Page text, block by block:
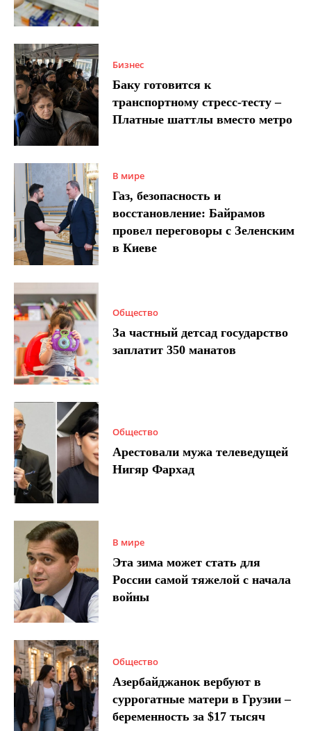
Бизнес
Баку готовится к
транспортному стресс-тесту –
Платные шаттлы вместо метро
В мире
Газ, безопасность и
восстановление: Байрамов
провел переговоры с Зеленским
в Киеве
Общество
За частный детсад государство
заплатит 350 манатов
Общество
Арестовали мужа телеведущей
Нигяр Фархад
В мире
Эта зима может стать для
России самой тяжелой с начала
войны
Общество
Азербайджанок вербуют в
суррогатные матери в Грузии –
беременность за $17 тысяч